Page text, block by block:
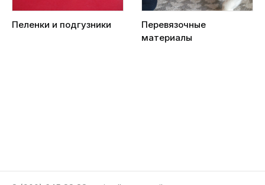
Пеленки и подгузники
Перевязочные
материалы